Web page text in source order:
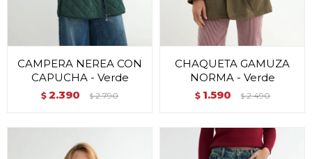
CAMPERA NEREA CON
CAPUCHA - Verde
$ 2.390 $ 2.790
CHAQUETA GAMUZA
NORMA - Verde
$ 1.590 $ 2.490